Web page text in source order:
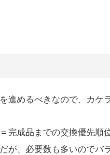
進めるべきなので、カケ
完成品までの交換優先順
が、必要数も多いのでバ